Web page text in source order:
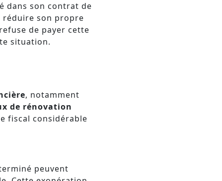
dans son contrat de
réduire son propre
de payer cette
situation.
, notamment
de rénovation
fiscal considérable
peuvent